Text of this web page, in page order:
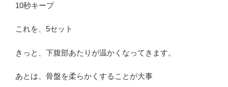
10秒キープ
これを、5セット
きっと、下腹部あたりが温かくなってきます。
あとは、骨盤を柔らかくすることが大事